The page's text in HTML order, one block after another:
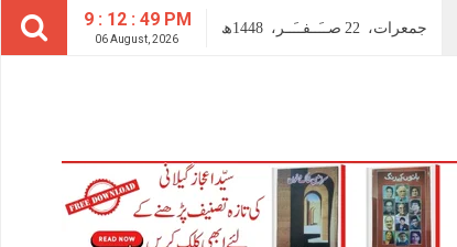
9 : 12 : 49 PM
06 August, 2026
جمعرات، 22 صــَــفــَــر، 1448ھ